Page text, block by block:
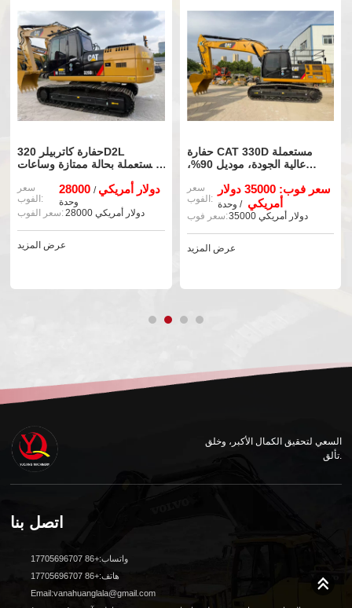
حفارة كاتربيلر 320D2L
مستعملة بحالة ممتازة وساعات
سعر
الفوب:
28000 دولار أمريكي /
وحدة
سعر الفوب:
28000 دولار أمريكي
عرض المزيد
حفارة CAT 330D مستعملة
عالية الجودة، موديل 90%،
سعر
الفوب:
سعر فوب: 35000 دولار
أمريكي / وحدة
سعر فوب:
عرض المزيد
السعي لتحقيق الكمال الأكبر، وخلق
تألق.
اتصل بنا
واتساب:+86 17705696707
هاتف:+86 17705696707
Email:vanahuanglala@gmail.com